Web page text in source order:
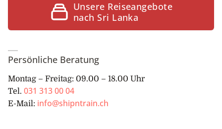
Unsere Reiseangebote
nach Sri Lanka
Persönliche Beratung
Montag – Freitag: 09.00 – 18.00 Uhr
Tel. 031 313 00 04
E-Mail: info@shipntrain.ch